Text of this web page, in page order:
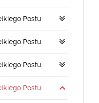
Postu
Postu
Postu
Postu